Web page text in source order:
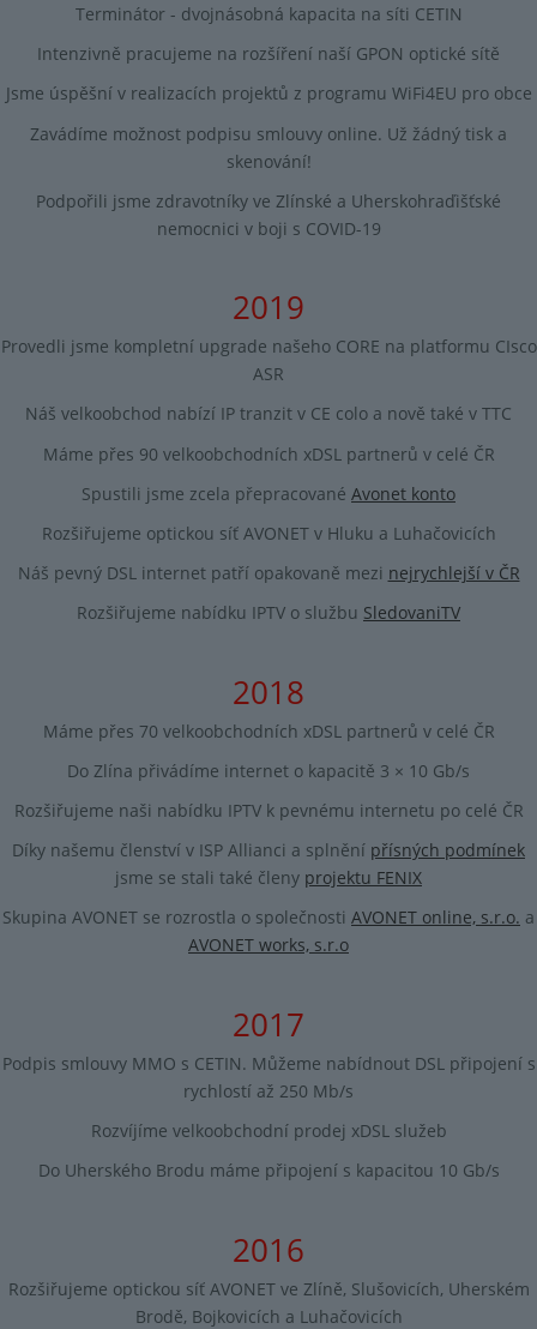
Terminátor - dvojnásobná kapacita na síti CETIN
Intenzivně pracujeme na rozšíření naší GPON optické sítě
Jsme úspěšní v realizacích projektů z programu WiFi4EU pro obce
Zavádíme možnost podpisu smlouvy online. Už žádný tisk a
skenování!
Podpořili jsme zdravotníky ve Zlínské a Uherskohraďišťské
nemocnici v boji s COVID-19
2019
Provedli jsme kompletní upgrade našeho CORE na platformu CIsco
ASR
Náš velkoobchod nabízí IP tranzit v CE colo a nově také v TTC
Máme přes 90 velkoobchodních xDSL partnerů v celé ČR
Spustili jsme zcela přepracované Avonet konto
Rozšiřujeme optickou síť AVONET v Hluku a Luhačovicích
Náš pevný DSL internet patří opakovaně mezi nejrychlejší v ČR
Rozšiřujeme nabídku IPTV o službu SledovaniTV
2018
Máme přes 70 velkoobchodních xDSL partnerů v celé ČR
Do Zlína přivádíme internet o kapacitě 3 × 10 Gb/s
Rozšiřujeme naši nabídku IPTV k pevnému internetu po celé ČR
Díky našemu členství v ISP Allianci a splnění přísných podmínek
jsme se stali také členy projektu FENIX
Skupina AVONET se rozrostla o společnosti AVONET online, s.r.o. a
AVONET works, s.r.o
2017
Podpis smlouvy MMO s CETIN. Můžeme nabídnout DSL připojení s
rychlostí až 250 Mb/s
Rozvíjíme velkoobchodní prodej xDSL služeb
Do Uherského Brodu máme připojení s kapacitou 10 Gb/s
2016
Rozšiřujeme optickou síť AVONET ve Zlíně, Slušovicích, Uherském
Brodě, Bojkovicích a Luhačovicích